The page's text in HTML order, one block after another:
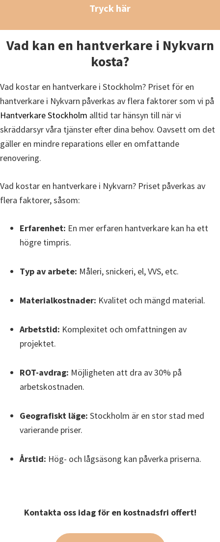
Tryck här
Vad kan en hantverkare i Nykvarn
kosta?
Vad kostar en hantverkare i Stockholm? Priset för en
hantverkare i Nykvarn påverkas av flera faktorer som vi på
Hantverkare Stockholm alltid tar hänsyn till när vi
skräddarsyr våra tjänster efter dina behov. Oavsett om det
gäller en mindre reparations eller en omfattande
renovering.
Vad kostar en hantverkare i Nykvarn? Priset påverkas av
flera faktorer, såsom:
Erfarenhet: En mer erfaren hantverkare kan ha ett
högre timpris.
Typ av arbete: Måleri, snickeri, el, VVS, etc.
Materialkostnader: Kvalitet och mängd material.
Arbetstid: Komplexitet och omfattningen av
projektet.
ROT-avdrag: Möjligheten att dra av 30% på
arbetskostnaden.
Geografiskt läge: Stockholm är en stor stad med
varierande priser.
Årstid: Hög- och lågsäsong kan påverka priserna.
Kontakta oss idag för en kostnadsfri offert!